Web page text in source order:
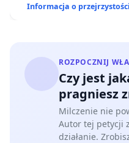
Informacja o przejrzystości
ROZPOCZNIJ
Czy jest
pragniesz
Milczenie nie
Autor tej petycji
działanie.